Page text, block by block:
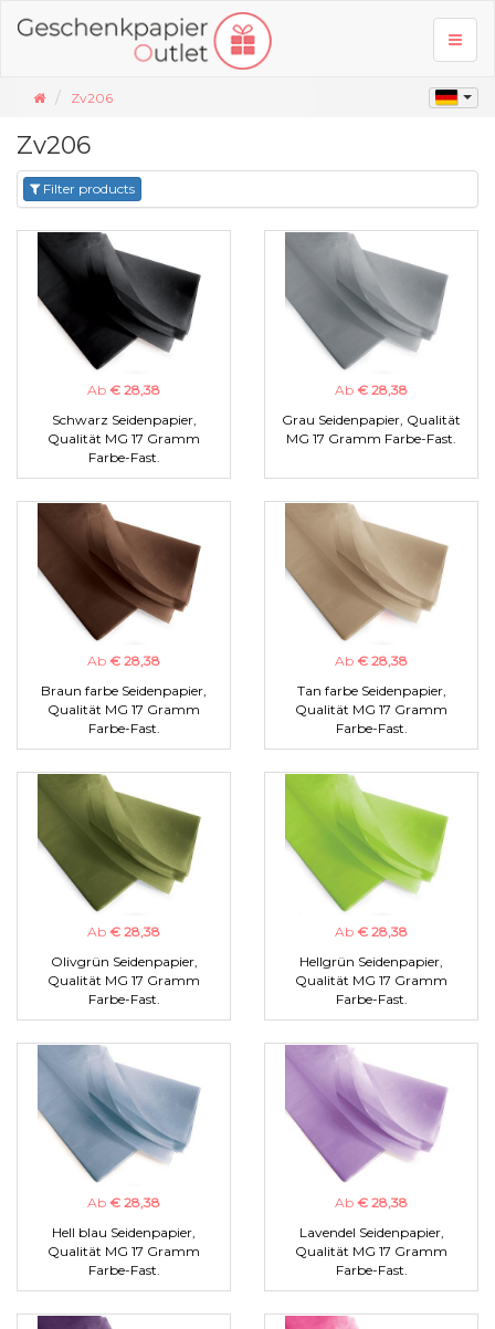
Zv206
Zv206
Filter products
Ab € 28,38
Schwarz Seidenpapier,
Qualität MG 17 Gramm
Farbe-Fast.
Ab € 28,38
Grau Seidenpapier, Qualität
MG 17 Gramm Farbe-Fast.
Ab € 28,38
Braun farbe Seidenpapier,
Qualität MG 17 Gramm
Farbe-Fast.
Ab € 28,38
Tan farbe Seidenpapier,
Qualität MG 17 Gramm
Farbe-Fast.
Ab € 28,38
Olivgrün Seidenpapier,
Qualität MG 17 Gramm
Farbe-Fast.
Ab € 28,38
Hellgrün Seidenpapier,
Qualität MG 17 Gramm
Farbe-Fast.
Ab € 28,38
Hell blau Seidenpapier,
Qualität MG 17 Gramm
Farbe-Fast.
Ab € 28,38
Lavendel Seidenpapier,
Qualität MG 17 Gramm
Farbe-Fast.